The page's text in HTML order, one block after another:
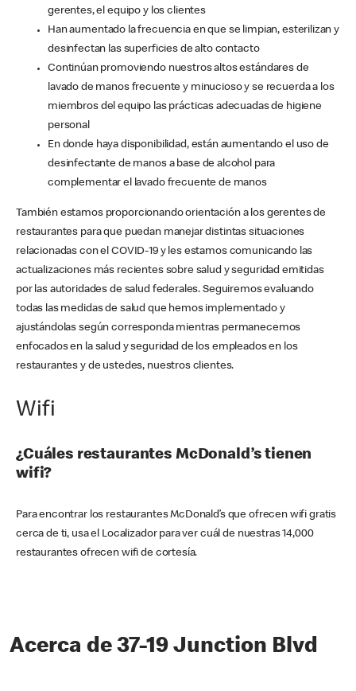
gerentes, el equipo y los clientes
Han aumentado la frecuencia en que se limpian, esterilizan y
desinfectan las superficies de alto contacto
Continúan promoviendo nuestros altos estándares de
lavado de manos frecuente y minucioso y se recuerda a los
miembros del equipo las prácticas adecuadas de higiene
personal
En donde haya disponibilidad, están aumentando el uso de
desinfectante de manos a base de alcohol para
complementar el lavado frecuente de manos
También estamos proporcionando orientación a los gerentes de
restaurantes para que puedan manejar distintas situaciones
relacionadas con el COVID-19 y les estamos comunicando las
actualizaciones más recientes sobre salud y seguridad emitidas
por las autoridades de salud federales. Seguiremos evaluando
todas las medidas de salud que hemos implementado y
ajustándolas según corresponda mientras permanecemos
enfocados en la salud y seguridad de los empleados en los
restaurantes y de ustedes, nuestros clientes.
Wifi
¿Cuáles restaurantes McDonald’s tienen
wifi?
Para encontrar los restaurantes McDonald’s que ofrecen wifi gratis
cerca de ti, usa el Localizador para ver cuál de nuestras 14,000
restaurantes ofrecen wifi de cortesía.
Acerca de 37-19 Junction Blvd